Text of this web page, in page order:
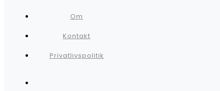
Om
Kontakt
Privatlivspolitik